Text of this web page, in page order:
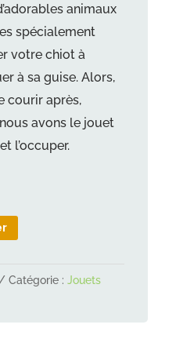
animaux
spécialement
votre chiot à
à sa guise. Alors,
courir après,
avons le jouet
l’occuper.
Catégorie : Jouets